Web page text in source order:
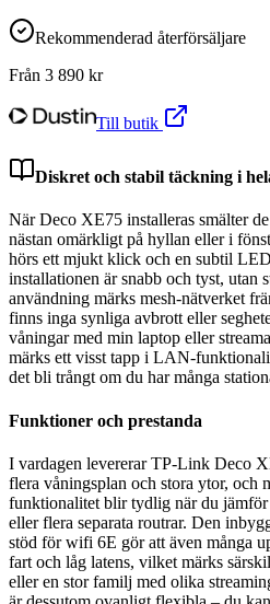
Rekommenderad återförsäljare
Från 3 890 kr
Till butik
Diskret och stabil täckning i
När Deco XE75 installeras smälter
nästan omärkligt på hyllan eller i
hörs ett mjukt klick och en subtil
installationen är snabb och tyst, utan
användning märks mesh-nätverket
finns inga synliga avbrott eller
våningar med min laptop eller
märks ett visst tapp i LAN-
det bli trångt om du har många
Funktioner och prestanda
I vardagen levererar TP-Link Deco
flera våningsplan och stora ytor, och
funktionalitet blir tydlig när du
eller flera separata routrar. Den
stöd för wifi 6E gör att även många
fart och låg latens, vilket märks
eller en stor familj med olika